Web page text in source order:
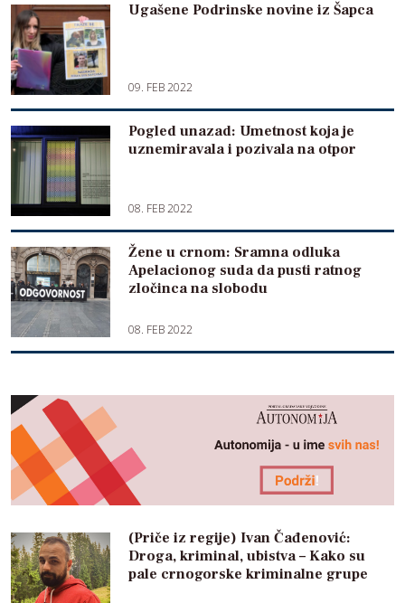
Ugašene Podrinske novine iz Šapca
09. FEB 2022
Pogled unazad: Umetnost koja je
uznemiravala i pozivala na otpor
08. FEB 2022
Žene u crnom: Sramna odluka
Apelacionog suda da pusti ratnog
zločinca na slobodu
08. FEB 2022
(Priče iz regije) Ivan Čađenović:
Droga, kriminal, ubistva – Kako su
pale crnogorske kriminalne grupe